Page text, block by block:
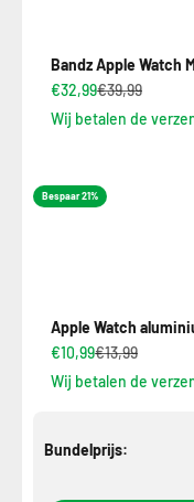
Bandz Apple Watch
€32,99€39,99
Wij betalen de
Bespaar 21%
Apple Watch
€10,99€13,99
Wij betalen de
Bundelprijs: